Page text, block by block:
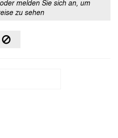
melden Sie sich an, um
zu sehen